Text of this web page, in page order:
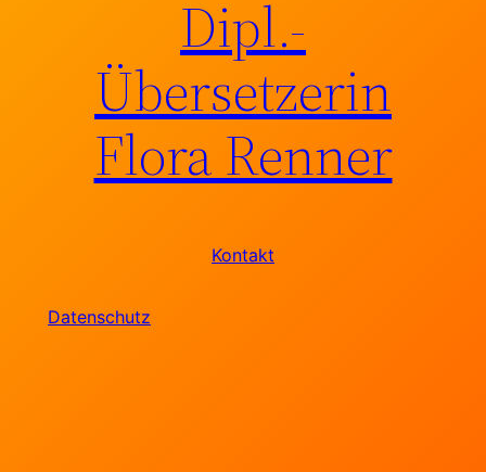
Dipl.-
Übersetzerin
Flora Renner
Kontakt
Datenschutz